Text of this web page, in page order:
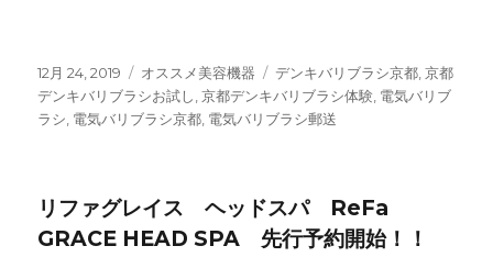
投
稿
日:
12月 24, 2019
カ
テ
ゴ
オススメ美容機器
タ
グ
デンキバリブラシ京都 ,京都
デンキバリブラシお試し ,京都デンキバリブラシ体験 電気バリブ
ラシ 電気バリブラシ京都 電気バリブラシ郵送
リファグレイス ヘッドスパ ReFa
GRACE HEAD SPA 先行予約開始！！